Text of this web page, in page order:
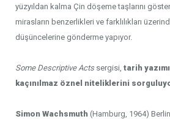
yüzyıldan kalma Çin döşeme taşlarını
mirasların benzerlikleri ve farklılıkları
düşüncelerine gönderme yapıyor.
Some Descriptive Actssergisi, tarih
kaçınılmaz öznel niteliklerini
Simon Wachsmuth (Hamburg, 1964)